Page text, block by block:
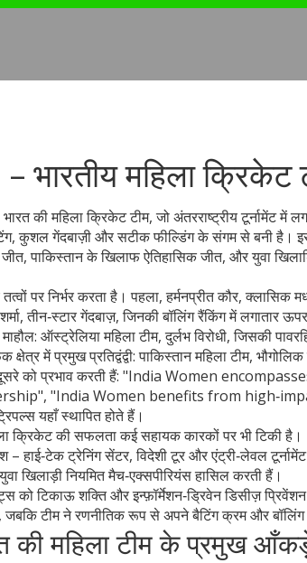
महिला क्रिकेट
भारत की महिला क्रिकेट टीम, जो अंतरराष्ट्रीय टूर्नामेंट में
कुशल गेंदबाज़ी और सटीक फील्डिंग के संगम से बनी है।
पाकिस्तान के खिलाफ ऐतिहासिक जीत, और युवा
पर निर्भर करता है। पहला,हर्मनप्रीत कौर,क्लासिक
,तीन‑स्टार गेंदबाज़, जिनकी बॉलिंग रैंकिंग में लगातार
ऑस्ट्रेलिया महिला टीम,दुर्लभ विरोधी, जिसकी
क्षेत्र में प्रमुख प्रतिद्वंद्वी:पाकिस्तान महिला टीम, भौगोलिक
दूसरे को प्रभाव करती हैं: "India Women
"India Women benefits from
यहाँ स्थापित होते हैं।
क्रिकेट की सफलता कई सहायक कारकों पर भी टिकी है।
– हाई‑टेक ट्रेनिंग सेंटर, विदेशी टूर और एंट्री‑लेवल
खिलाड़ी नियमित मैच‑एक्सपीरियंस हासिल करती हैं।
को टिकाऊ शक्ति और इन्फ़ॉर्मेशन‑ड्रिवेन डिसीज़
जबकि टीम ने रणनीतिक रूप से अपने बैटिंग क्रम और बॉलिंग
की महिला टीम के प्रमुख